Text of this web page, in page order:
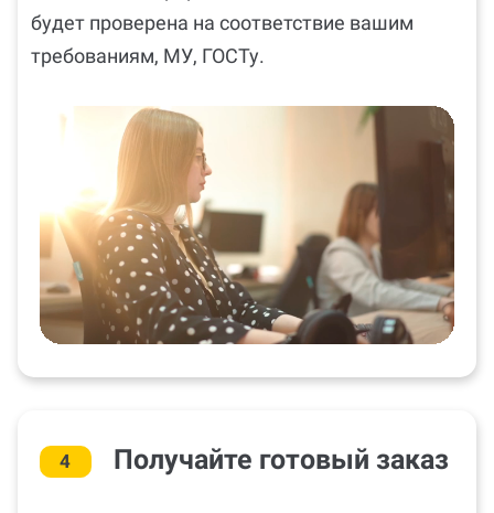
будет проверена на соответствие вашим
требованиям, МУ, ГОСТу.
4 Получайте готовый заказ